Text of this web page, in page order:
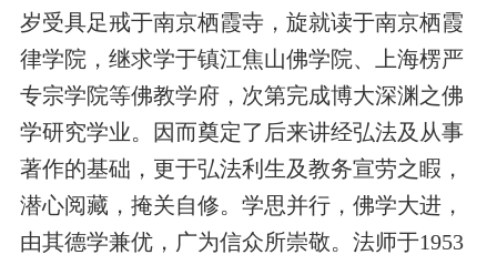
岁受具足戒于南京栖霞寺，旋就读于南京栖霞
律学院，继求学于镇江焦山佛学院、上海楞严
专宗学院等佛教学府，次第完成博大深渊之佛
学研究学业。因而奠定了后来讲经弘法及从事
著作的基础，更于弘法利生及教务宣劳之睱，
潜心阅藏，掩关自修。学思并行，佛学大进，
由其德学兼优，广为信众所崇敬。法师于1953